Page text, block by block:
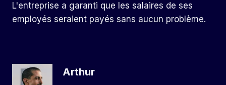
L'entreprise a garanti que les salaires de ses
employés seraient payés sans aucun problème.
Arthur